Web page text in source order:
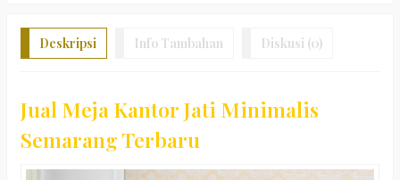
Deskripsi Info Tambahan Diskusi (0)
Jual Meja Kantor Jati Minimalis
Semarang Terbaru